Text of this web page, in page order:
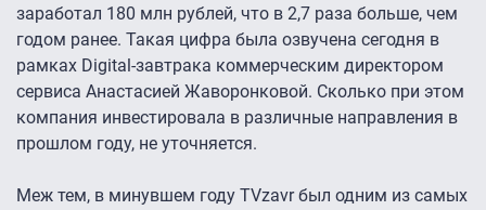
заработал 180 млн рублей, что в 2,7 раза больше, чем
годом ранее. Такая цифра была озвучена сегодня в
рамках Digital-завтрака коммерческим директором
сервиса Анастасией Жаворонковой. Сколько при этом
компания инвестировала в различные направления в
прошлом году, не уточняется.
Меж тем, в минувшем году TVzavr был одним из самых